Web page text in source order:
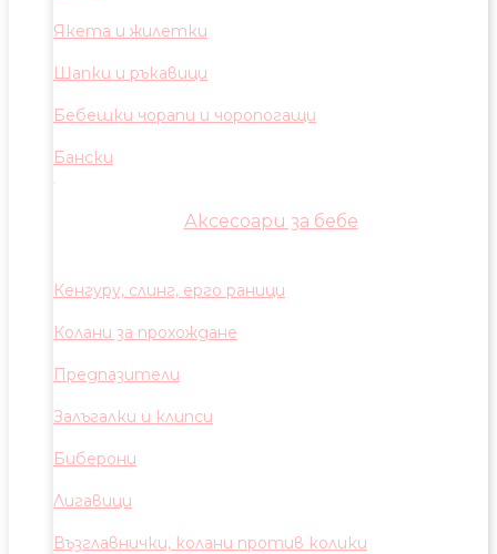
Якета и жилетки
Шапки и ръкавици
Бебешки чорапи и чоропогащи
Бански
Аксесоари за бебе
Кенгуру, слинг, ерго раници
Колани за прохождане
Предпазители
Залъгалки и клипси
Биберони
Лигавици
Възглавнички, колани против колики